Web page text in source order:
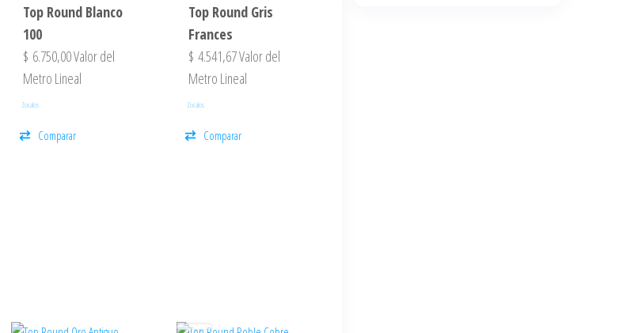
Top Round Blanco
100
$ 6.750,00Valor del
Metro Lineal
Zocalos
Comparar
Top Round Gris
Frances
$ 4.541,67Valor del
Metro Lineal
Zocalos
Comparar